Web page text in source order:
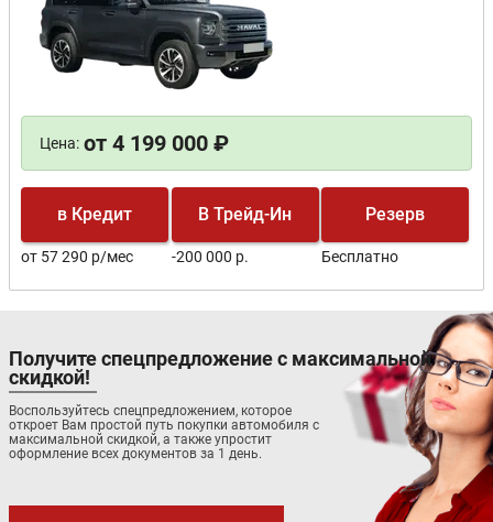
Цена: от 4 199 000 ₽
в Кредит
от 57 290 р/мес
В Трейд-Ин
-200 000 р.
Резерв
Бесплатно
Получите спецпредложение с максимальной
скидкой!
Воспользуйтесь спецпредложением, которое
откроет Вам простой путь покупки автомобиля с
максимальной скидкой, а также упростит
оформление всех документов за 1 день.